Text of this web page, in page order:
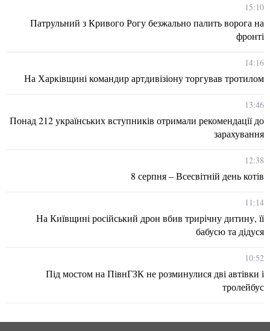
15:10
Патрульний з Кривого Рогу безжально палить ворога на
фронті
14:16
На Харківщині командир артдивізіону торгував тротилом
13:46
Понад 212 українських вступників отримали рекомендації до
зарахування
12:38
8 серпня – Всесвітній день котів
11:14
На Київщині російський дрон вбив трирічну дитину, її
бабусю та дідуся
10:52
Під мостом на ПівнГЗК не розминулися дві автівки і
тролейбус